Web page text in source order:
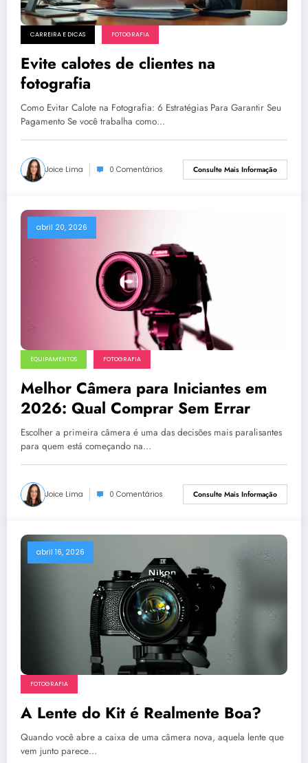
CARREIRA E DICAS FOTOGRAFIA
Evite calotes de clientes na
fotografia
Como Evitar Calote na Fotografia: 6 Estratégias Para Garantir Seu
Pagamento Se você trabalha como…
Joice Lima 0 Comentários Consulte Mais Informação
abril 20, 2026
EQUIPAMENTOS FOTOGRAFIA
Melhor Câmera para Iniciantes em
2026: Qual Comprar Sem Errar
Escolher a primeira câmera é uma das decisões mais paralisantes
para quem está começando na…
Joice Lima 0 Comentários Consulte Mais Informação
abril 16, 2026
FOTOGRAFIA
A Lente do Kit é Realmente Boa?
Quando você abre a caixa de uma câmera nova, aquela lente que
vem junto parece…